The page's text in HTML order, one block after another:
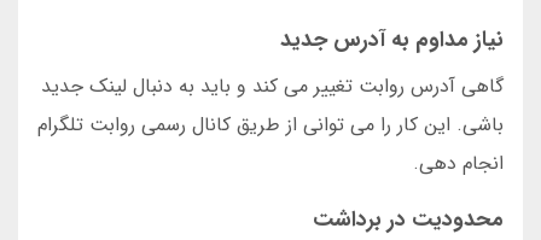
نیاز مداوم به آدرس جدید
گاهی آدرس روابت تغییر می کند و باید به دنبال لینک جدید
باشی. این کار را می توانی از طریق کانال رسمی روابت تلگرام
انجام دهی.
محدودیت در برداشت